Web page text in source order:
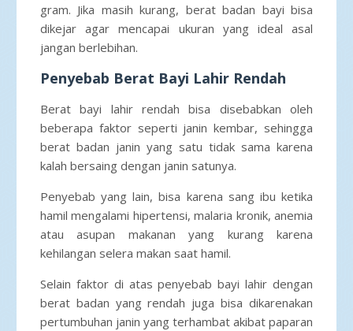
gram. Jika masih kurang, berat badan bayi bisa
dikejar agar mencapai ukuran yang ideal asal
jangan berlebihan.
Penyebab Berat Bayi Lahir Rendah
Berat bayi lahir rendah bisa disebabkan oleh
beberapa faktor seperti janin kembar, sehingga
berat badan janin yang satu tidak sama karena
kalah bersaing dengan janin satunya.
Penyebab yang lain, bisa karena sang ibu ketika
hamil mengalami hipertensi, malaria kronik, anemia
atau asupan makanan yang kurang karena
kehilangan selera makan saat hamil.
Selain faktor di atas penyebab bayi lahir dengan
berat badan yang rendah juga bisa dikarenakan
pertumbuhan janin yang terhambat akibat paparan